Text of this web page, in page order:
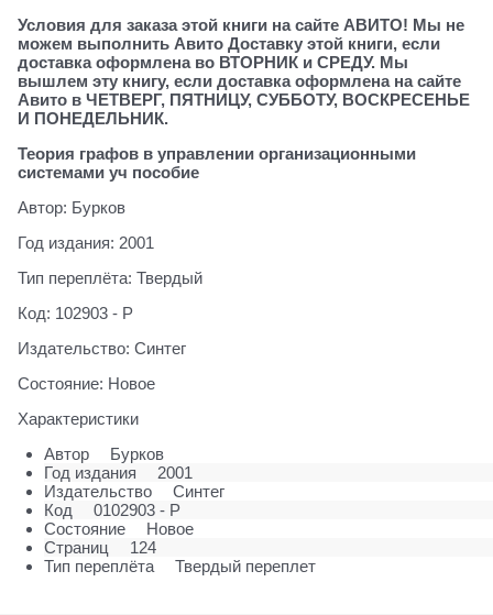
Условия для заказа этой книги на сайте АВИТО! Мы не
можем выполнить Авито Доставку этой книги, если
доставка оформлена во ВТОРНИК и СРЕДУ. Мы
вышлем эту книгу, если доставка оформлена на сайте
Авито в ЧЕТВЕРГ, ПЯТНИЦУ, СУББОТУ, ВОСКРЕСЕНЬЕ
И ПОНЕДЕЛЬНИК.
Теория графов в управлении организационными
системами уч пособие
Автор: Бурков
Год издания: 2001
Тип переплёта: Твердый
Код: 102903 - Р
Издательство: Синтег
Состояние: Новое
Характеристики
Автор
Бурков
Год издания
2001
Издательство
Синтег
Код
0102903 - Р
Состояние
Новое
Страниц
124
Тип переплёта
Твердый переплет